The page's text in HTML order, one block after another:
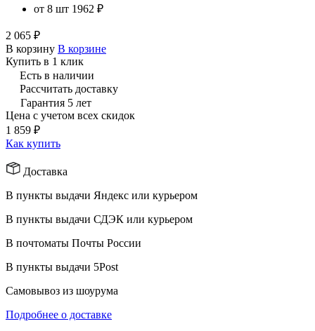
от 8 шт 1962 ₽
2 065 ₽
В корзину В корзине
Купить в 1 клик
Есть в наличии
Рассчитать доставку
Гарантия 5 лет
Цена с учетом всех скидок
1 859 ₽
Как купить
Доставка
В пункты выдачи Яндекс или курьером
В пункты выдачи СДЭК или курьером
В почтоматы Почты России
В пункты выдачи 5Post
Самовывоз из шоурума
Подробнее о доставке